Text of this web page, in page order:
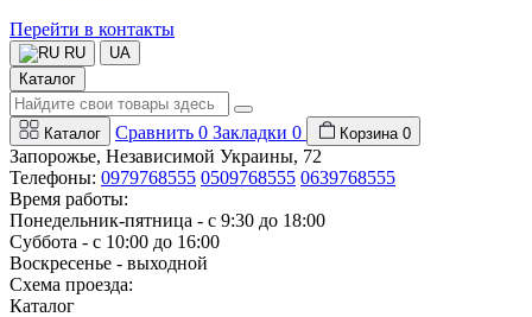
Перейти в контакты
RU
UA
Каталог
Каталог Сравнить 0 Закладки 0 Корзина 0
Запорожье, Независимой Украины, 72
Телефоны: 0979768555 0509768555 0639768555
Время работы:
Понедельник-пятница - с 9:30 до 18:00
Суббота - с 10:00 до 16:00
Воскресенье - выходной
Схема проезда:
Каталог